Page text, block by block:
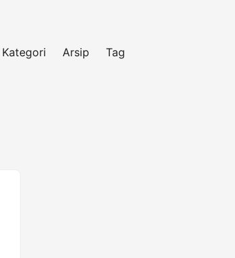
Kategori Arsip Tag